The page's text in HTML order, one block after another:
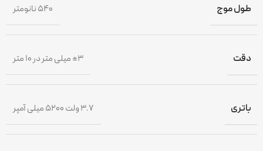
طول موج ۵۴۰ نانومتر
دقت ±۳ میلی متر در ۱۰ متر
باتری ۳.۷ ولت ۵۲۰۰ میلی آمپر